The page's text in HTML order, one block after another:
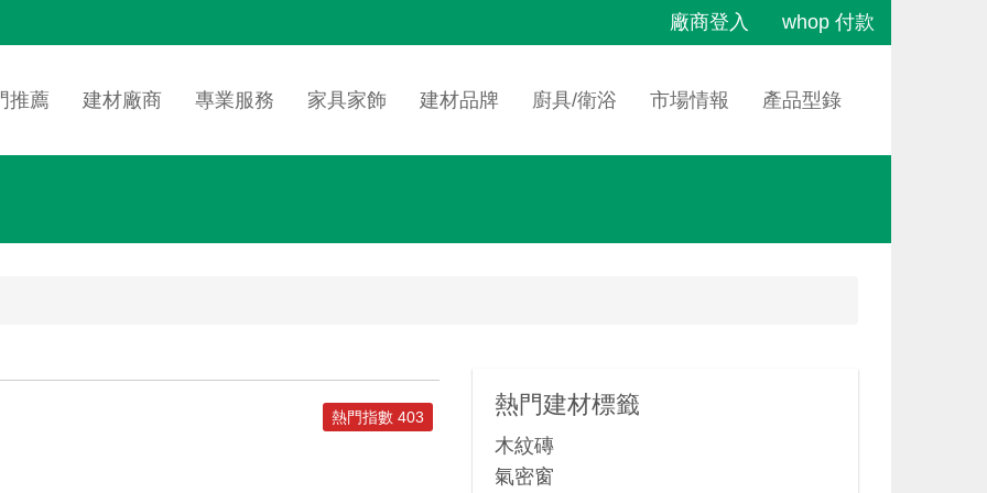
廠商登入 whop 付款
推薦 建材廠商 專業服務 家具家飾 建材品牌 廚具/衛浴 市場情報 產品型錄
熱門指數 403 熱門建材標籤
木紋磚
氣密窗